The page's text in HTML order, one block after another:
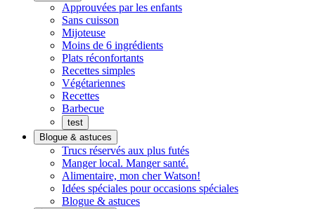
Approuvées par les enfants
Sans cuisson
Mijoteuse
Moins de 6 ingrédients
Plats réconfortants
Recettes simples
Végétariennes
Recettes
Barbecue
test
Blogue & astuces
Trucs réservés aux plus futés
Manger local. Manger santé.
Alimentaire, mon cher Watson!
Idées spéciales pour occasions spéciales
Blogue & astuces